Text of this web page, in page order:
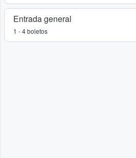
Entrada general
1 - 4 boletos